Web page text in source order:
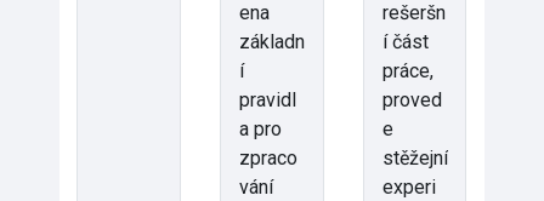
ena
základn
í
pravidl
a pro
zpraco
vání
rešeršn
í část
práce,
proved
e
stěžejní
experi